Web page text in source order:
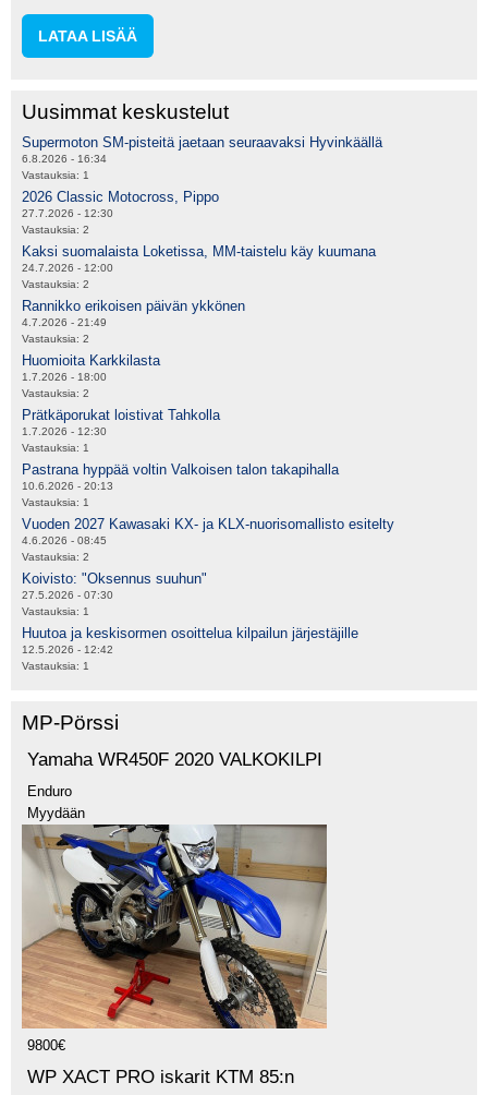
LATAA LISÄÄ
Uusimmat keskustelut
Supermoton SM-pisteitä jaetaan seuraavaksi Hyvinkäällä
6.8.2026 - 16:34
Vastauksia: 1
2026 Classic Motocross, Pippo
27.7.2026 - 12:30
Vastauksia: 2
Kaksi suomalaista Loketissa, MM-taistelu käy kuumana
24.7.2026 - 12:00
Vastauksia: 2
Rannikko erikoisen päivän ykkönen
4.7.2026 - 21:49
Vastauksia: 2
Huomioita Karkkilasta
1.7.2026 - 18:00
Vastauksia: 2
Prätkäporukat loistivat Tahkolla
1.7.2026 - 12:30
Vastauksia: 1
Pastrana hyppää voltin Valkoisen talon takapihalla
10.6.2026 - 20:13
Vastauksia: 1
Vuoden 2027 Kawasaki KX- ja KLX-nuorisomallisto esitelty
4.6.2026 - 08:45
Vastauksia: 2
Koivisto: "Oksennus suuhun"
27.5.2026 - 07:30
Vastauksia: 1
Huutoa ja keskisormen osoittelua kilpailun järjestäjille
12.5.2026 - 12:42
Vastauksia: 1
MP-Pörssi
Yamaha WR450F 2020 VALKOKILPI
Enduro
Myydään
9800€
WP XACT PRO iskarit KTM 85:n